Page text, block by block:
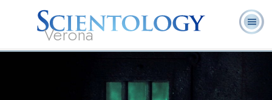
Verona